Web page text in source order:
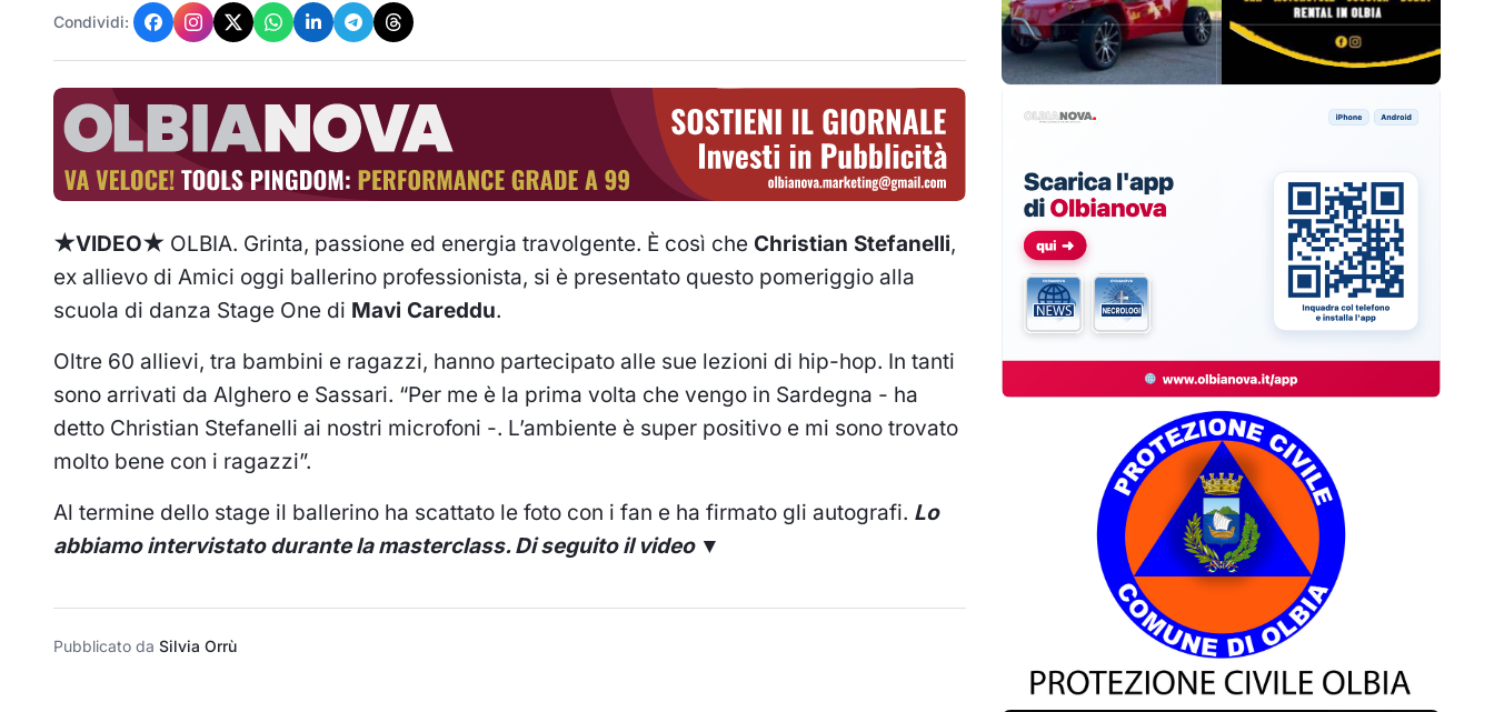
Condividi:
★VIDEO★ OLBIA. Grinta, passione ed energia travolgente. È così che Christian Stefanelli,
ex allievo di Amici oggi ballerino professionista, si è presentato questo pomeriggio alla
scuola di danza Stage One di Mavi Careddu.
Oltre 60 allievi, tra bambini e ragazzi, hanno partecipato alle sue lezioni di hip-hop. In tanti
sono arrivati da Alghero e Sassari. “Per me è la prima volta che vengo in Sardegna - ha
detto Christian Stefanelli ai nostri microfoni -. L’ambiente è super positivo e mi sono trovato
molto bene con i ragazzi”.
Al termine dello stage il ballerino ha scattato le foto con i fan e ha firmato gli autografi. Lo
abbiamo intervistato durante la masterclass. Di seguito il video ▼
Pubblicato da Silvia Orrù